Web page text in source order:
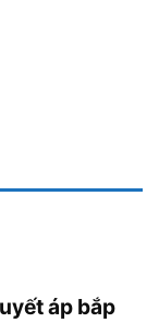
áp bắp